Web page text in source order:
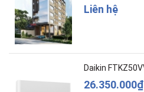
Liên hệ
26.350.000₫